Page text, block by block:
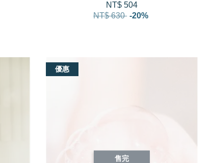
NT$ 504
NT$ 630 -20%
優惠
售完